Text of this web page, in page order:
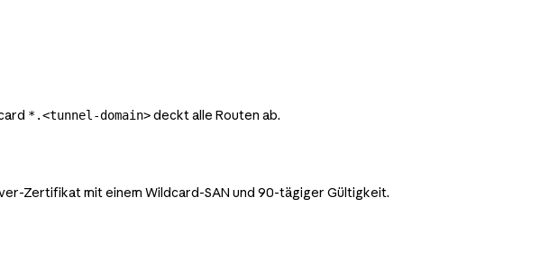
*.<tunnel-domain>deckt alle Routen ab.
Zertifikat mit einem Wildcard-SAN und 90-tägiger Gültigkeit.